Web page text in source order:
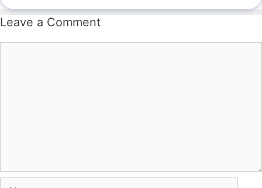
Leave a Comment